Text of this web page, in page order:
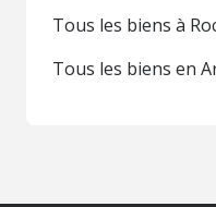
Tous les biens à
Tous les biens en